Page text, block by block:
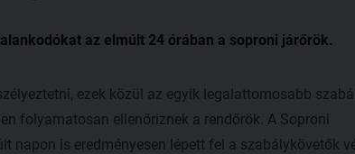
az elmúlt 24 órában a soproni járőrök.
ezek közül az egyik legalattomosabb
folyamatosan ellenőriznek a rendőrök. A Soproni
napon is eredményesen lépett fel a szabálykövetők